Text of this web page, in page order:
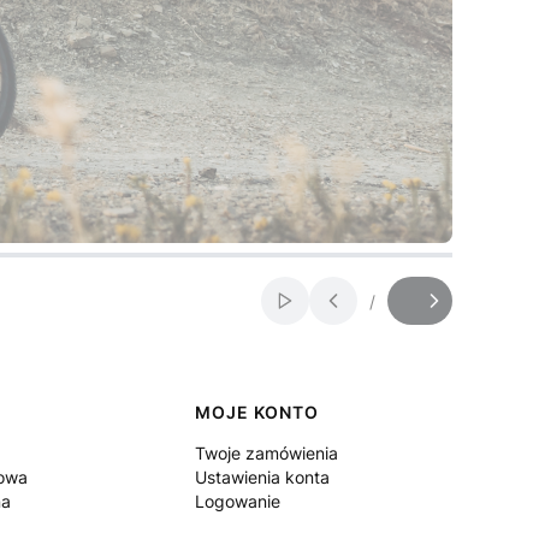
Włącz automatyczne
Slajd
/
z
MOJE KONTO
Twoje zamówienia
Ustawienia konta
Logowanie